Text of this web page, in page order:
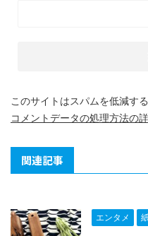
このサイトはスパムを低減す
コメントデータの処理方法の
関連記事
エンタメ